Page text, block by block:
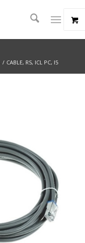
/ CABLE, RS, ICL PC, I5